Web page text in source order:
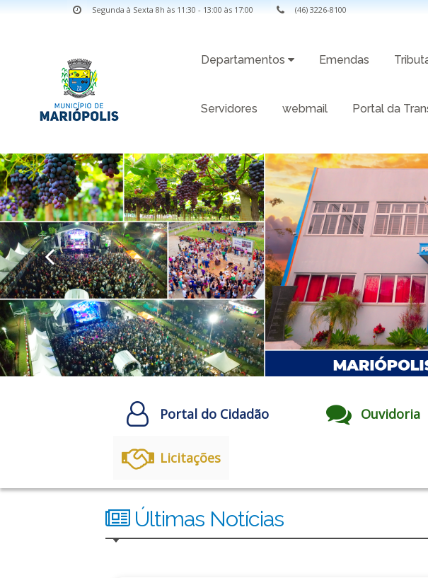
Segunda à Sexta 8h às 11:30 - 13:00 às 17:00 (46) 3226-8100
Departamentos Emendas
Servidores webmail Portal da
Portal do Cidadão Ouvidoria
Licitações
Últimas Notícias